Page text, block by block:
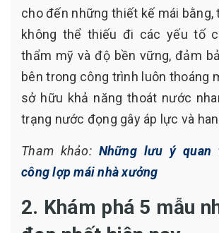
cho đến những thiết kế mái bằng,
không thể thiếu đi các yếu tố
thẩm mỹ và độ bền vững, đảm
bên trong công trình luôn thoáng
sở hữu khả năng thoát nước
trạng nước đọng gây áp lực và
Tham khảo: Những lưu ý
công lợp mái nhà xưởng
2. Khám phá 5 mẫu